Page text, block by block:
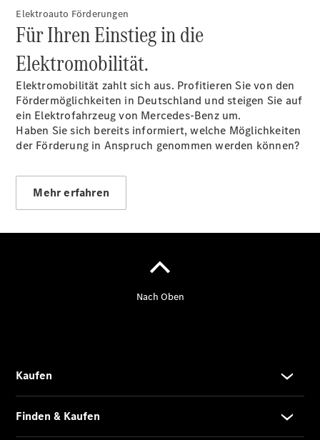
Kontakt
Ansprechpartner
Probefahrt
Kontaktformular
Unternehmens
News
Events
Unternehmens
Elektroauto Förderungen
Für Ihren Einstieg in die
Elektromobilität.
Elektromobilität zahlt sich aus. Profitieren Sie von den
Fördermöglichkeiten in Deutschland und steigen Sie auf
ein Elektrofahrzeug von Mercedes-Benz um.
Haben Sie sich bereits informiert, welche Möglichkeiten
der Förderung in Anspruch genommen werden können?
Mehr erfahren